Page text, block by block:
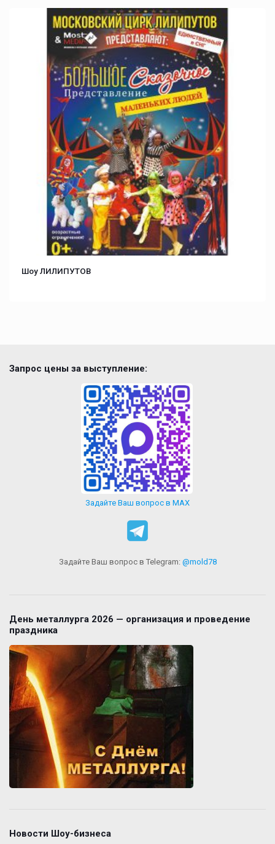
Шоу ЛИЛИПУТОВ
Запрос цены за выступление:
Задайте Ваш вопрос в MAX
Задайте Ваш вопрос в Telegram: @mold78
День металлурга 2026 — организация и проведение
праздника
Новости Шоу-бизнеса